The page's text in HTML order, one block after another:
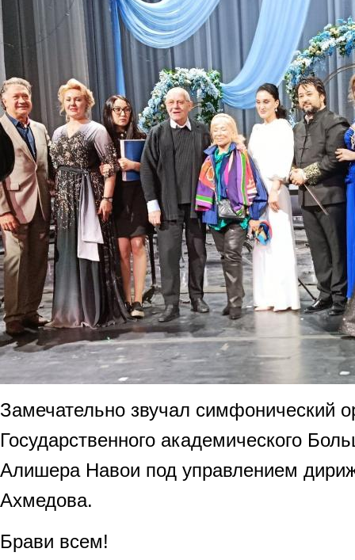
Замечательно звучал симфонический
Государственного академического
Алишера Навои под управлением
Ахмедова.
Брави всем!